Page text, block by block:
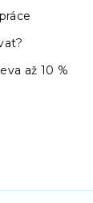
až 10 %